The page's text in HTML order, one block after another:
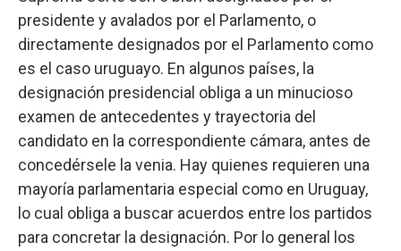
presidente y avalados por el Parlamento, o
directamente designados por el Parlamento como
es el caso uruguayo. En algunos países, la
designación presidencial obliga a un minucioso
examen de antecedentes y trayectoria del
candidato en la correspondiente cámara, antes de
concedérsele la venia. Hay quienes requieren una
mayoría parlamentaria especial como en Uruguay,
lo cual obliga a buscar acuerdos entre los partidos
para concretar la designación. Por lo general los